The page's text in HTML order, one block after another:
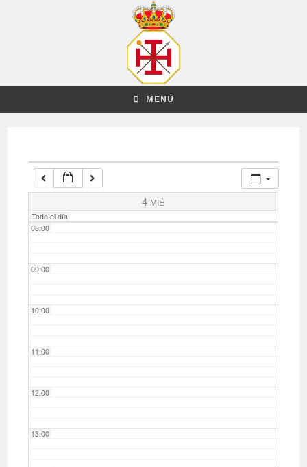
MENÚ
4 MIÉ
Todo el día
07:00
08:00
09:00
10:00
11:00
12:00
13:00